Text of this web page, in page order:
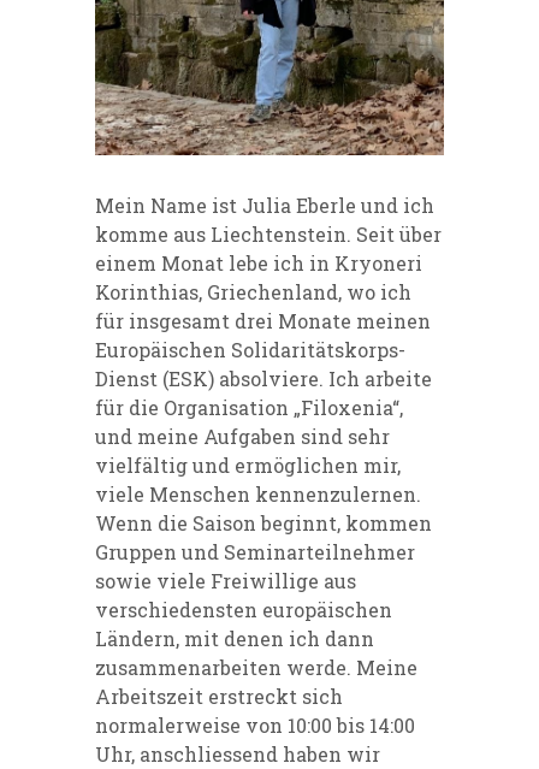
Mein Name ist Julia Eberle und ich
komme aus Liechtenstein. Seit über
einem Monat lebe ich in Kryoneri
Korinthias, Griechenland, wo ich
für insgesamt drei Monate meinen
Europäischen Solidaritätskorps-
Dienst (ESK) absolviere. Ich arbeite
für die Organisation „Filoxenia“,
und meine Aufgaben sind sehr
vielfältig und ermöglichen mir,
viele Menschen kennenzulernen.
Wenn die Saison beginnt, kommen
Gruppen und Seminarteilnehmer
sowie viele Freiwillige aus
verschiedensten europäischen
Ländern, mit denen ich dann
zusammenarbeiten werde. Meine
Arbeitszeit erstreckt sich
normalerweise von 10:00 bis 14:00
Uhr, anschliessend haben wir